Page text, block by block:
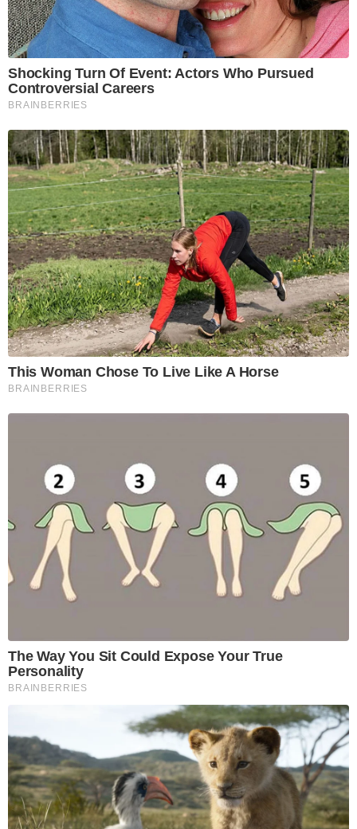
Shocking Turn Of Event: Actors Who Pursued
Controversial Careers
BRAINBERRIES
This Woman Chose To Live Like A Horse
BRAINBERRIES
The Way You Sit Could Expose Your True
Personality
BRAINBERRIES